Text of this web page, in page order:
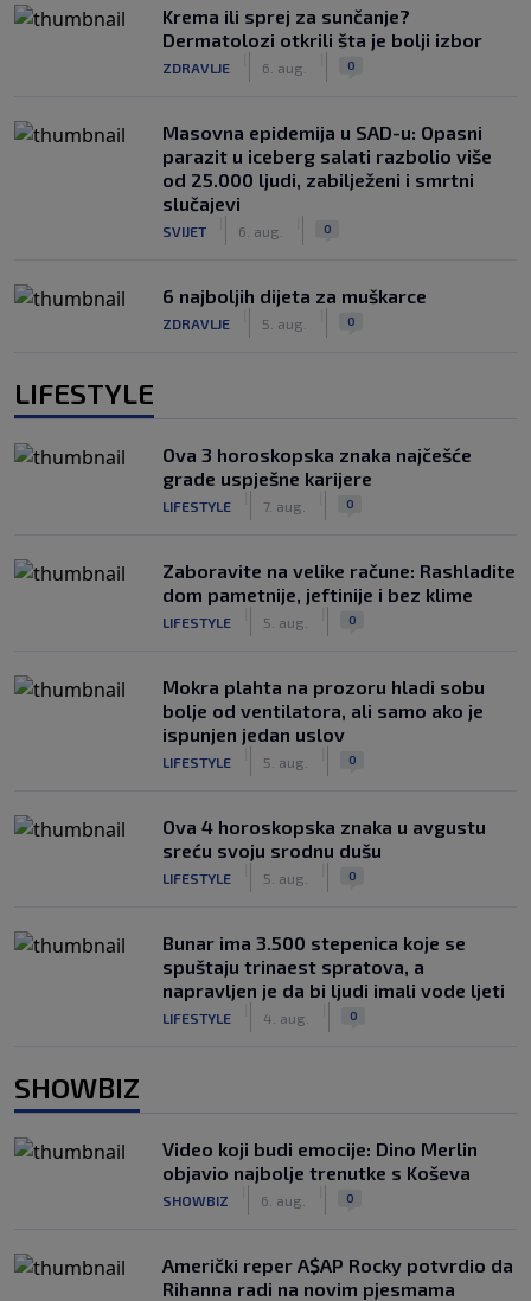
Krema ili sprej za sunčanje?
Dermatolozi otkrili šta je bolji izbor
ZDRAVLJE 6. aug. 0
Masovna epidemija u SAD-u: Opasni
parazit u iceberg salati razbolio više
od 25.000 ljudi, zabilježeni i smrtni
slučajevi
SVIJET 6. aug. 0
6 najboljih dijeta za muškarce
ZDRAVLJE 5. aug. 0
LIFESTYLE
Ova 3 horoskopska znaka najčešće
grade uspješne karijere
LIFESTYLE 7. aug. 0
Zaboravite na velike račune: Rashladite
dom pametnije, jeftinije i bez klime
LIFESTYLE 5. aug. 0
Mokra plahta na prozoru hladi sobu
bolje od ventilatora, ali samo ako je
ispunjen jedan uslov
LIFESTYLE 5. aug. 0
Ova 4 horoskopska znaka u avgustu
sreću svoju srodnu dušu
LIFESTYLE 5. aug. 0
Bunar imа 3.500 stepenica koje se
spuštaju trinaest spratova, a
napravljen je da bi ljudi imali vode ljeti
LIFESTYLE 4. aug. 0
SHOWBIZ
Video koji budi emocije: Dino Merlin
objavio najbolje trenutke s Koševa
SHOWBIZ 6. aug. 0
Američki reper A$AP Rocky potvrdio da
Rihanna radi na novim pjesmama